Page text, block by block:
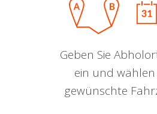
Geben Sie
ein und wählen
gewünschte